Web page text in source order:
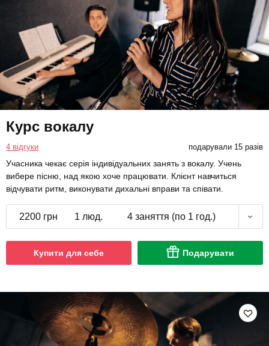
Курс вокалу
4 відгуки подарували 15 разів
Учасника чекає серія індивідуальних занять з вокалу. Учень
вибере пісню, над якою хоче працювати. Клієнт навчиться
відчувати ритм, виконувати дихальні вправи та співати.
2200 грн 1 люд. 4 заняття (по 1 год.)
Купити для себе Подарувати